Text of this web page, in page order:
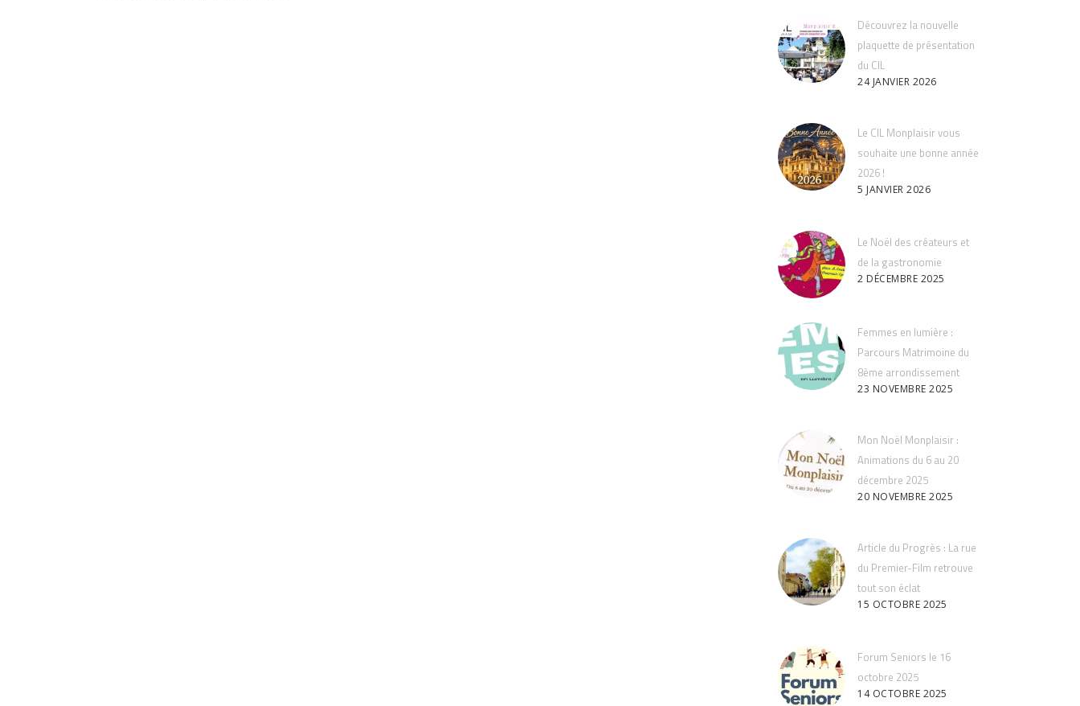
Découvrez la nouvelle
plaquette de présentation
du CIL
24 JANVIER 2026
Le CIL Monplaisir vous
souhaite une bonne année
2026 !
5 JANVIER 2026
Le Noël des créateurs et
de la gastronomie
2 DÉCEMBRE 2025
Femmes en lumière :
Parcours Matrimoine du
8ème arrondissement
23 NOVEMBRE 2025
Mon Noël Monplaisir :
Animations du 6 au 20
décembre 2025
20 NOVEMBRE 2025
Article du Progrès : La rue
du Premier-Film retrouve
tout son éclat
15 OCTOBRE 2025
Forum Seniors le 16
octobre 2025
14 OCTOBRE 2025